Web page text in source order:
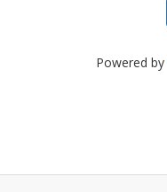
Powered by